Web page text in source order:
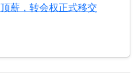
薪，转会权正式移交